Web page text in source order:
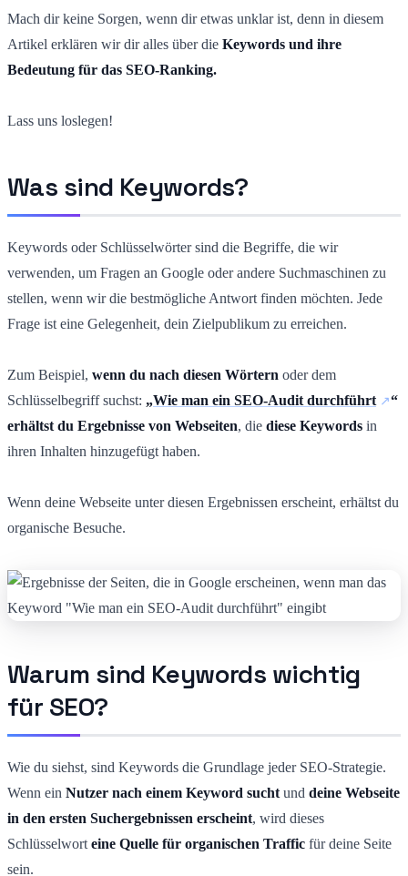
Mach dir keine Sorgen, wenn dir etwas unklar ist, denn in diesem
Artikel erklären wir dir alles über die Keywords und ihre
Bedeutung für das SEO-Ranking.
Lass uns loslegen!
Was sind Keywords?
Keywords oder Schlüsselwörter sind die Begriffe, die wir
verwenden, um Fragen an Google oder andere Suchmaschinen zu
stellen, wenn wir die bestmögliche Antwort finden möchten. Jede
Frage ist eine Gelegenheit, dein Zielpublikum zu erreichen.
Zum Beispiel, wenn du nach diesen Wörtern oder dem
Schlüsselbegriff suchst: „Wie man ein SEO-Audit durchführt
“
erhältst du Ergebnisse von Webseiten, die diese Keywords in
ihren Inhalten hinzugefügt haben.
Wenn deine Webseite unter diesen Ergebnissen erscheint, erhältst du
organische Besuche.
Warum sind Keywords wichtig
für SEO?
Wie du siehst, sind Keywords die Grundlage jeder SEO-Strategie.
Wenn ein Nutzer nach einem Keyword sucht und deine Webseite
in den ersten Suchergebnissen erscheint, wird dieses
Schlüsselwort eine Quelle für organischen Traffic für deine Seite
sein.